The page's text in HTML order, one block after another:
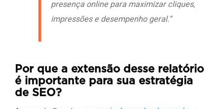
presença online para maximizar cliques,
impressões e desempenho geral.”
Por que a extensão desse relatório
é importante para sua estratégia
de SEO?